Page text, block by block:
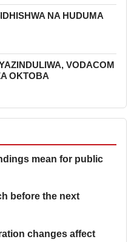
NA HUDUMA
VODACOM
OKTOBA
mean for public
before the next
changes affect